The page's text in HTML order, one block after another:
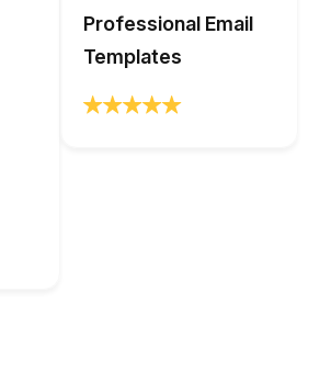
Professional Email
Templates